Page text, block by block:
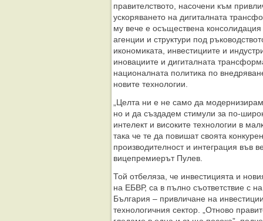
правителството, насочени към
ускоряването на дигиталната
му вече е осъществена
агенции и структури под
икономиката, инвестициите и
иновациите и дигиталната
националната политика по
новите технологии.
„Целта ни е не само да
но и да създадем стимули за по-
интелект и високите технологии в
така че те да повишат своята
производителност и интеграция във
вицепремиерът Пулев.
Той отбеляза, че инвестицията и
на ЕБВР, са в пълно съответствие с
България – привличане на
технологичния сектор. „Oтново